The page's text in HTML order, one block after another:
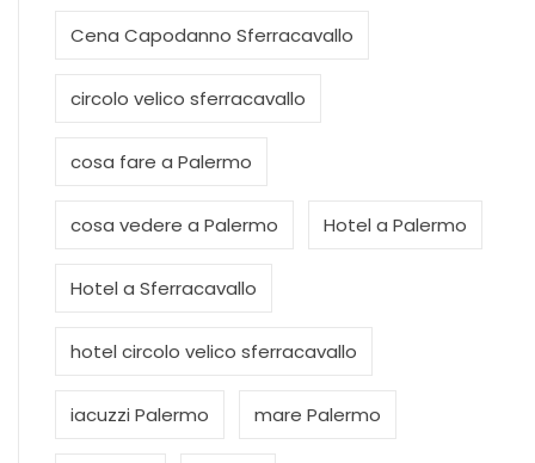
Cena Capodanno Sferracavallo
circolo velico sferracavallo
cosa fare a Palermo
cosa vedere a Palermo Hotel a Palermo
Hotel a Sferracavallo
hotel circolo velico sferracavallo
iacuzzi Palermo mare Palermo